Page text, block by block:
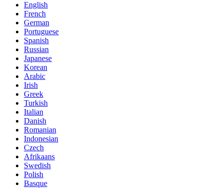
English
French
German
Portuguese
Spanish
Russian
Japanese
Korean
Arabic
Irish
Greek
Turkish
Italian
Danish
Romanian
Indonesian
Czech
Afrikaans
Swedish
Polish
Basque